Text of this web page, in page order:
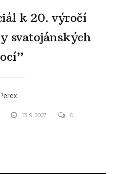
k 20. výročí
svatojánských
Perex
13. 9. 2007 0